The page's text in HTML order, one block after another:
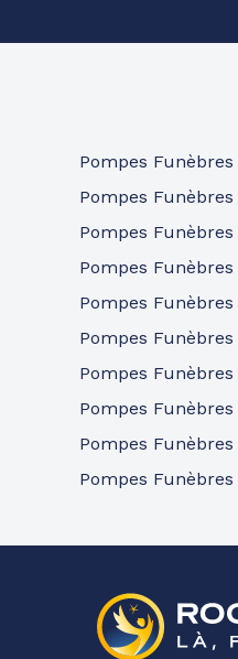
Pompes Funèbres
Pompes Funèbres
Pompes Funèbres
Pompes Funèbres
Pompes Funèbres
Pompes Funèbres
Pompes Funèbres
Pompes Funèbres
Pompes Funèbres
Pompes Funèbres